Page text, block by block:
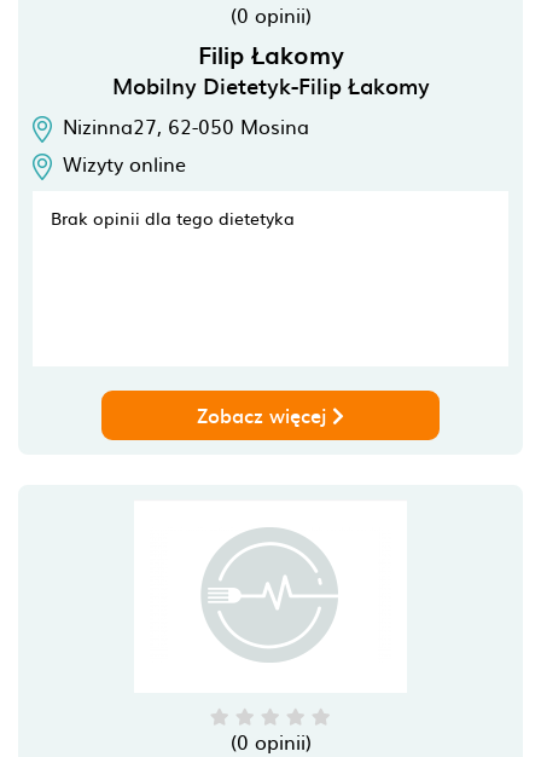
(0 opinii)
Filip Łakomy
Mobilny Dietetyk-Filip Łakomy
Nizinna27, 62-050 Mosina
Wizyty online
Brak opinii dla tego dietetyka
Zobacz więcej
(0 opinii)